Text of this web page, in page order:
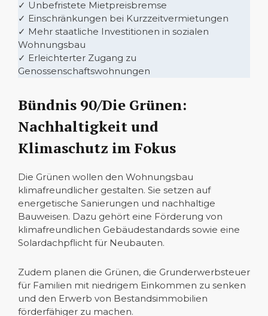
✓ Unbefristete Mietpreisbremse
✓ Einschränkungen bei Kurzzeitvermietungen
✓ Mehr staatliche Investitionen in sozialen
Wohnungsbau
✓ Erleichterter Zugang zu
Genossenschaftswohnungen
Bündnis 90/Die Grünen:
Nachhaltigkeit und
Klimaschutz im Fokus
Die Grünen wollen den Wohnungsbau
klimafreundlicher gestalten. Sie setzen auf
energetische Sanierungen und nachhaltige
Bauweisen. Dazu gehört eine Förderung von
klimafreundlichen Gebäudestandards sowie eine
Solardachpflicht für Neubauten.
Zudem planen die Grünen, die Grunderwerbsteuer
für Familien mit niedrigem Einkommen zu senken
und den Erwerb von Bestandsimmobilien
förderfähiger zu machen.